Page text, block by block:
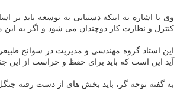
وی با اشاره به اینكه دستیابی به توسعه باید
كنترل و نظارت كار دوچندان می شود و اگر به این
این استاد گروه مهندسی و مدیریت در سوانح
آید این است كه باید برای حفظ و حراست از این
به گفته نوحه گر، باید بخش های از دست رفته جنگل های هیركانی طی ۵۰ سال قبل باردیگر احیا و برای حفظ بخش های